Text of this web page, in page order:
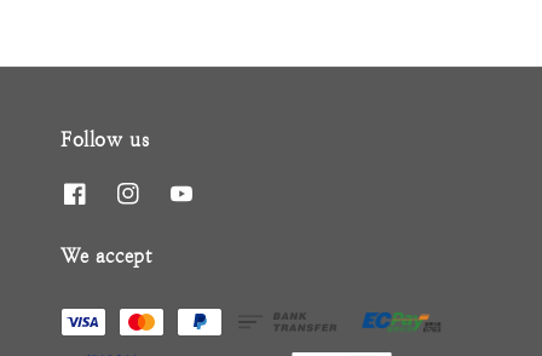
Follow us
We accept